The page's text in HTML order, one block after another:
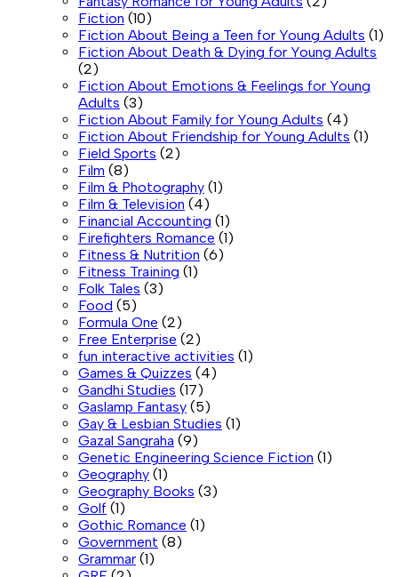
Fiction (10)
Fiction About Being a Teen for Young Adults (1)
Fiction About Death & Dying for Young Adults
(2)
Fiction About Emotions & Feelings for Young
Adults (3)
Fiction About Family for Young Adults (4)
Fiction About Friendship for Young Adults (1)
Field Sports (2)
Film (8)
Film & Photography (1)
Film & Television (4)
Financial Accounting (1)
Firefighters Romance (1)
Fitness & Nutrition (6)
Fitness Training (1)
Folk Tales (3)
Food (5)
Formula One (2)
Free Enterprise (2)
fun interactive activities (1)
Games & Quizzes (4)
Gandhi Studies (17)
Gaslamp Fantasy (5)
Gay & Lesbian Studies (1)
Gazal Sangraha (9)
Genetic Engineering Science Fiction (1)
Geography (1)
Geography Books (3)
Golf (1)
Gothic Romance (1)
Government (8)
Grammar (1)